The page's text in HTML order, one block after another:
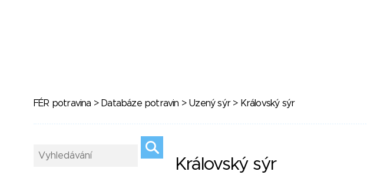
FÉR potravina > Databáze potravin > Uzený sýr> Královský sýr
Královský sýr